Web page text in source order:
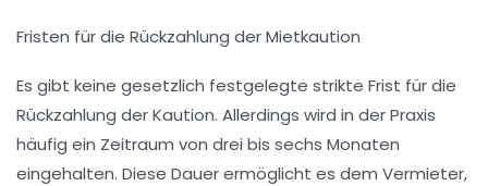
Fristen für die Rückzahlung der Mietkaution
Es gibt keine gesetzlich festgelegte strikte Frist für die
Rückzahlung der Kaution. Allerdings wird in der Praxis
häufig ein Zeitraum von drei bis sechs Monaten
eingehalten. Diese Dauer ermöglicht es dem Vermieter,